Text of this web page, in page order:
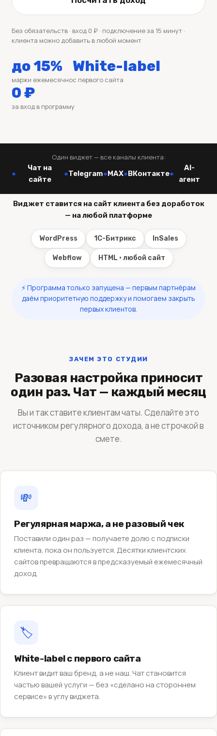
Без обязательств · вход 0 ₽ · подключение за 15 минут ·
клиента можно добавить в любой момент
до 15%
маржи ежемесячно
White-label
с первого сайта
0 ₽
за вход в программу
Один виджет — все каналы клиента:
●
Чат на
сайте
●Telegram●MAX●ВКонтакте●
AI-
агент
Виджет ставится на сайт клиента без доработок
— на любой платформе
WordPress 1С-Битрикс InSales
Webflow HTML · любой сайт
⚡ Программа только запущена — первым партнёрам
даём приоритетную поддержку и помогаем закрыть
первых клиентов.
ЗАЧЕМ ЭТО СТУДИИ
Разовая настройка приносит
один раз. Чат — каждый месяц
Вы и так ставите клиентам чаты. Сделайте это
источником регулярного дохода, а не строчкой в
смете.
💸
Регулярная маржа, а не разовый чек
Поставили один раз — получаете долю с подписки
клиента, пока он пользуется. Десятки клиентских
сайтов превращаются в предсказуемый ежемесячный
доход.
🏷️
White-label с первого сайта
Клиент видит ваш бренд, а не наш. Чат становится
частью вашей услуги — без «сделано на стороннем
сервисе» в углу виджета.